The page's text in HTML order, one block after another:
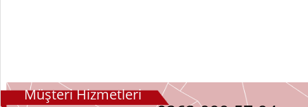
Müşteri Hizmetleri